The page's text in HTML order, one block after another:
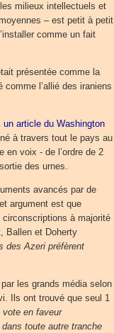
milieux intellectuels et
– est petit à petit
comme un fait
présentée comme la
comme l’allié des iraniens
un article du Washington
à travers tout le pays au
en voix - de l’ordre de 2
des urnes.
avancés par de
argument est que
à majorité
Ballen et Doherty
des Azeri préfèrent
les grands média selon
Ils ont trouvé que seul 1
en faveur
toute autre tranche